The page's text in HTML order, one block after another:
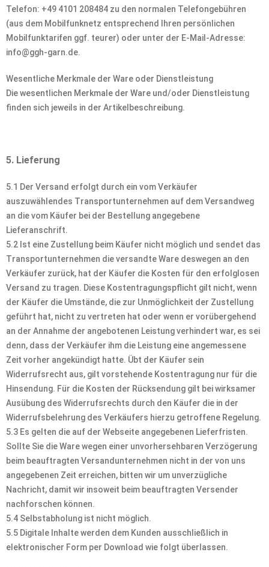
Telefon: +49 4101 208484 zu den normalen Telefongebühren
(aus dem Mobilfunknetz entsprechend Ihren persönlichen
Mobilfunktarifen ggf. teurer) oder unter der E-Mail-Adresse:
info@ggh-garn.de.
Wesentliche Merkmale der Ware oder Dienstleistung
Die wesentlichen Merkmale der Ware und/oder Dienstleistung
finden sich jeweils in der Artikelbeschreibung.
5. Lieferung
5.1 Der Versand erfolgt durch ein vom Verkäufer
auszuwählendes Transportunternehmen auf dem Versandweg
an die vom Käufer bei der Bestellung angegebene
Lieferanschrift.
5.2 Ist eine Zustellung beim Käufer nicht möglich und sendet das
Transportunternehmen die versandte Ware deswegen an den
Verkäufer zurück, hat der Käufer die Kosten für den erfolglosen
Versand zu tragen. Diese Kostentragungspflicht gilt nicht, wenn
der Käufer die Umstände, die zur Unmöglichkeit der Zustellung
geführt hat, nicht zu vertreten hat oder wenn er vorübergehend
an der Annahme der angebotenen Leistung verhindert war, es sei
denn, dass der Verkäufer ihm die Leistung eine angemessene
Zeit vorher angekündigt hatte. Übt der Käufer sein
Widerrufsrecht aus, gilt vorstehende Kostentragung nur für die
Hinsendung. Für die Kosten der Rücksendung gilt bei wirksamer
Ausübung des Widerrufsrechts durch den Käufer die in der
Widerrufsbelehrung des Verkäufers hierzu getroffene Regelung.
5.3 Es gelten die auf der Webseite angegebenen Lieferfristen.
Sollte Sie die Ware wegen einer unvorhersehbaren Verzögerung
beim beauftragten Versandunternehmen nicht in der von uns
angegebenen Zeit erreichen, bitten wir um unverzügliche
Nachricht, damit wir insoweit beim beauftragten Versender
nachforschen können.
5.4 Selbstabholung ist nicht möglich.
5.5 Digitale Inhalte werden dem Kunden ausschließlich in
elektronischer Form per Download wie folgt überlassen.